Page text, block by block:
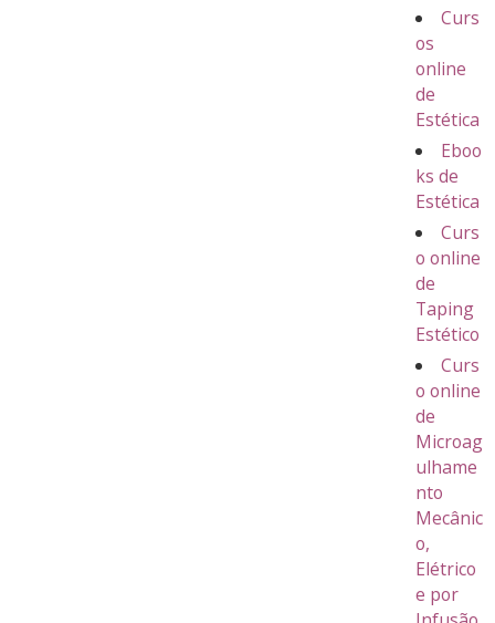
Curs
os
online
de
Estética
Eboo
ks de
Estética
Curs
o online
de
Taping
Estético
Curs
o online
de
Microag
ulhame
nto
Mecânic
o,
Elétrico
e por